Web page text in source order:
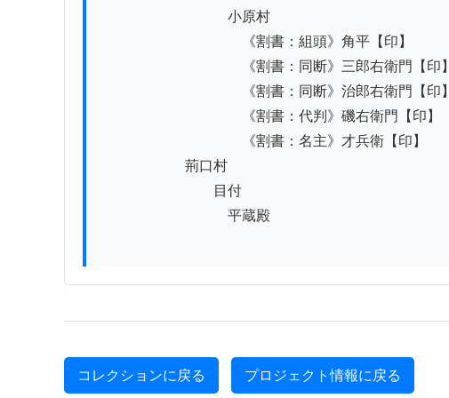
小原村
《割書：組頭》角平【印】
《割書：同断》三郎右衛門【印】
《割書：同断》治郎右衛門【印】
《割書：代判》磯右衛門【印】
《割書：名主》才兵衛【印】
荊口村
目付
平蔵殿
コレクションに戻る プロジェクト情報に戻る